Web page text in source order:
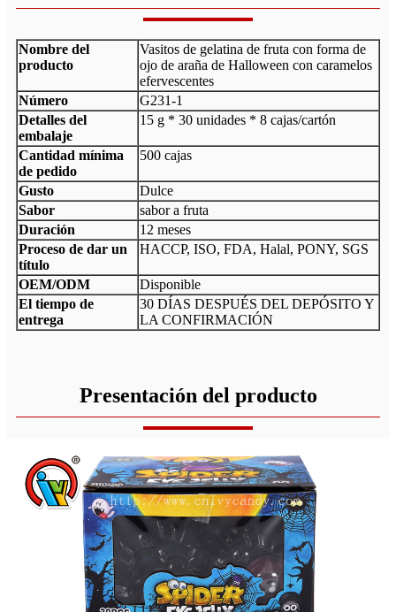
Nombre del
producto
Vasitos de gelatina de fruta con forma de
ojo de araña de Halloween con caramelos
efervescentes
Número
G231-1
Detalles del
embalaje
15 g * 30 unidades * 8 cajas/cartón
Cantidad mínima
de pedido
500 cajas
Gusto
Dulce
Sabor
sabor a fruta
Duración
12 meses
Proceso de dar un
título
HACCP, ISO, FDA, Halal, PONY, SGS
OEM/ODM
Disponible
El tiempo de
entrega
30 DÍAS DESPUÉS DEL DEPÓSITO Y
LA CONFIRMACIÓN
Presentación del producto